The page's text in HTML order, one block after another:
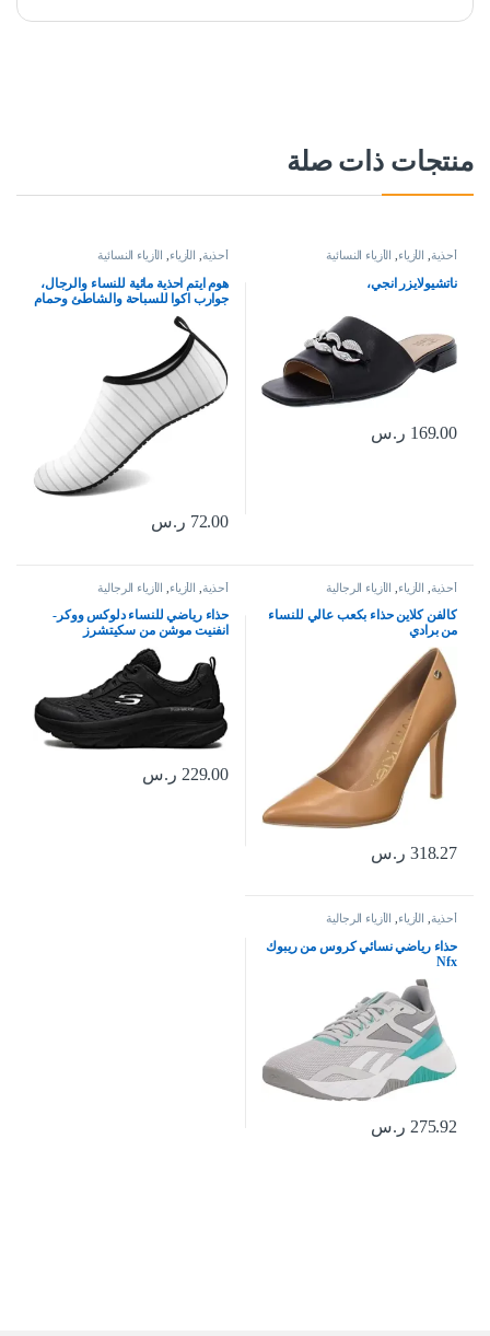
منتجات ذات صلة
أحذية الأزياء الأزياء النسائية
ناتشيولايزر انجي،
169.00 ر.س
أحذية الأزياء الأزياء النسائية
هوم ايتم احذية مائية للنساء والرجال،
جوارب اكوا للسباحة والشاطئ وحمام
السباحة والنهر سهلة الارتداء وسريعة
الجفاف للعطلات والرحلات البحرية
من ملحقات اساسيات اليوجا والكاياك
72.00 ر.س
أحذية الأزياء الأزياء الرجالية
كالفن كلاين حذاء بكعب عالي للنساء
من برادي
318.27 ر.س
أحذية الأزياء الأزياء الرجالية
حذاء رياضي للنساء دلوكس ووكر-
انفنيت موشن من سكيتشرز
229.00 ر.س
أحذية, الأزياء, الأزياء الرجالية
حذاء رياضي نسائي كروس من ريبوك
Nfx
275.92 ر.س